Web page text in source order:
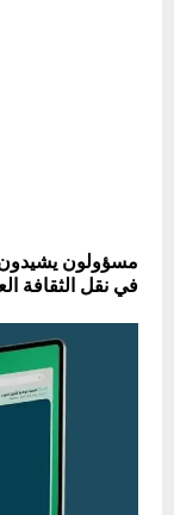
مسؤولون يشيدون
في نقل الثقافة